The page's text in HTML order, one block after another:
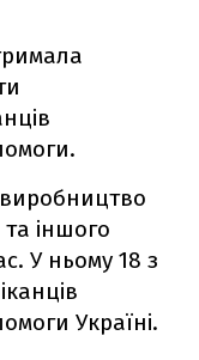
та іншого
У ньому 18 з
Україні.